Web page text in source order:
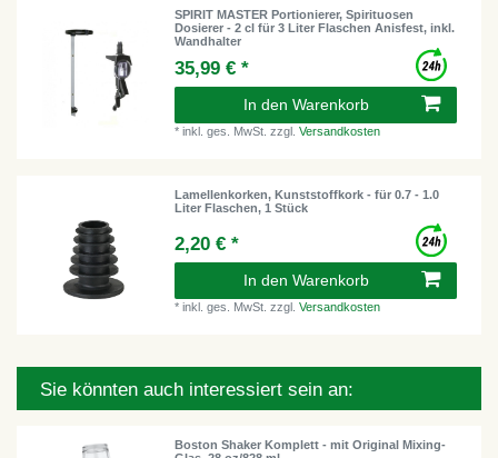
SPIRIT MASTER Portionierer, Spirituosen
Dosierer - 2 cl für 3 Liter Flaschen Anisfest, inkl.
Wandhalter
35,99 € *
In den Warenkorb
*inkl. ges. MwSt. zzgl.Versandkosten
Lamellenkorken, Kunststoffkork - für 0.7 - 1.0
Liter Flaschen, 1 Stück
2,20 € *
In den Warenkorb
*inkl. ges. MwSt. zzgl.Versandkosten
Sie könnten auch interessiert sein an:
Boston Shaker Komplett - mit Original Mixing-